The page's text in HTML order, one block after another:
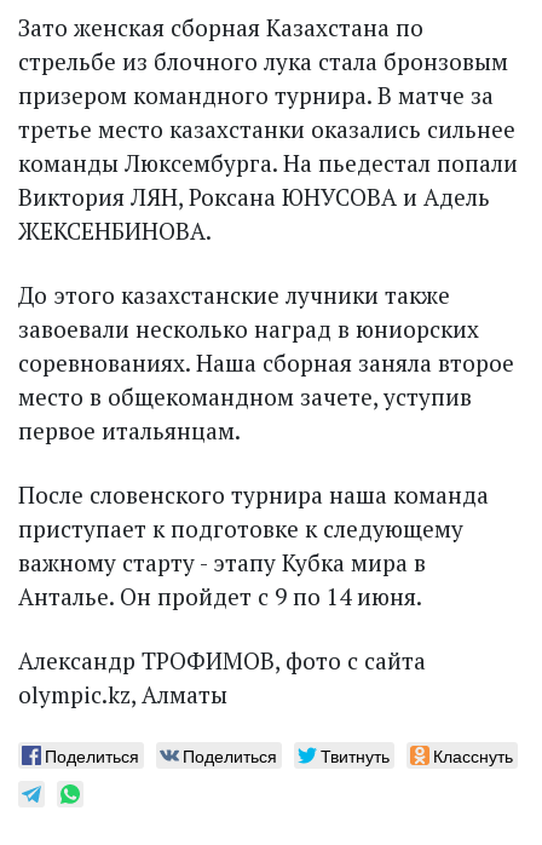
Зато женская сборная Казахстана по
стрельбе из блочного лука стала бронзовым
призером командного турнира. В матче за
третье место казахстанки оказались сильнее
команды Люксембурга. На пьедестал попали
Виктория ЛЯН, Роксана ЮНУСОВА и Адель
ЖЕКСЕНБИНОВА.
До этого казахстанские лучники также
завоевали несколько наград в юниорских
соревнованиях. Наша сборная заняла второе
место в общекомандном зачете, уступив
первое итальянцам.
После словенского турнира наша команда
приступает к подготовке к следующему
важному старту - этапу Кубка мира в
Анталье. Он пройдет с 9 по 14 июня.
Александр ТРОФИМОВ, фото с сайта
olympic.kz, Алматы
Поделиться Поделиться Твитнуть Класснуть